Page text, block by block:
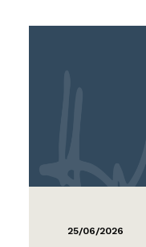
25/06/2026